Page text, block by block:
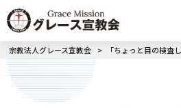
宗教法人グレース宣教会 > 「ちょっと目の検査